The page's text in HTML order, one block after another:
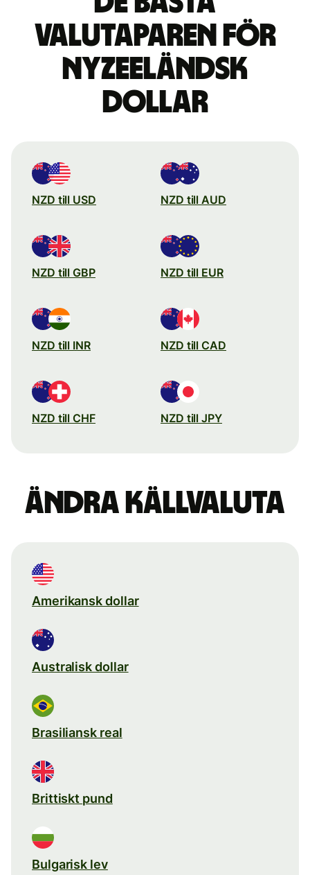
valutaparen för
nyzeeländsk
dollar
NZD till USD NZD till AUD
NZD till GBP NZD till EUR
NZD till INR NZD till CAD
NZD till CHF NZD till JPY
Ändra källvaluta
Amerikansk dollar
Australisk dollar
Brasiliansk real
Brittiskt pund
Bulgarisk lev